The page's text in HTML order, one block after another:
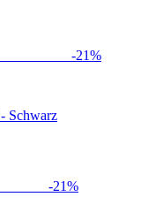
-21%
Schwarz
-21%